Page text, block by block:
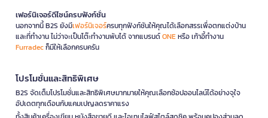
เฟอร์นิเจอร์ดีไซน์ครบฟังก์ชั่น
นอกจากนี้ B2S ยังมีเฟอร์นิเจอร์ครบทุกฟังก์ชันให้คุณได้เลือกสรรเพื่อตกแต่งบ้าน
และที่ทำงาน ไม่ว่าจะเป็นโต๊ะทำงานพับได้ จากแบรนด์ONEหรือ เก้าอี้ทำงาน
Furradecก็มีให้เลือกครบครัน
โปรโมชั่นและสิทธิพิเศษ
B2S จัดเต็มโปรโมชั่นและสิทธิพิเศษมากมายให้คุณเลือกช้อปออนไลน์ได้อย่างจุใจ
อัปเดตทุกเดือนกับแคมเปญลดราคาแรง